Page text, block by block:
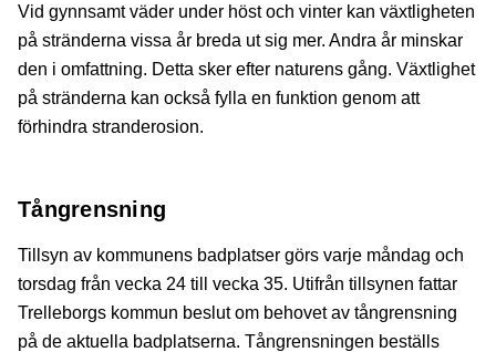
Vid gynnsamt väder under höst och vinter kan växtligheten
på stränderna vissa år breda ut sig mer. Andra år minskar
den i omfattning. Detta sker efter naturens gång. Växtlighet
på stränderna kan också fylla en funktion genom att
förhindra stranderosion.
Tångrensning
Tillsyn av kommunens badplatser görs varje måndag och
torsdag från vecka 24 till vecka 35. Utifrån tillsynen fattar
Trelleborgs kommun beslut om behovet av tångrensning
på de aktuella badplatserna. Tångrensningen beställs